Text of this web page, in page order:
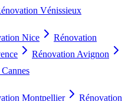
Vénissieux
Nice
Rénovation
Rénovation Avignon
Cannes
Montpellier
Rénovation